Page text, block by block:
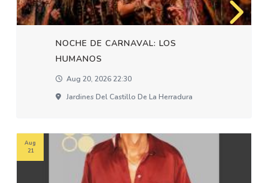
NOCHE DE CARNAVAL: LOS
HUMANOS
Aug 20, 2026 22:30
Jardines Del Castillo De La Herradura
Aug
21